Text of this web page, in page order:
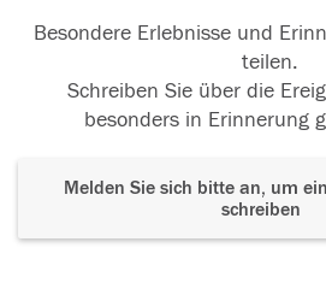
Besondere Erlebnisse und
teilen.
Schreiben Sie über die
besonders in Erinnerung
Melden Sie sich bitte an, um
schreiben